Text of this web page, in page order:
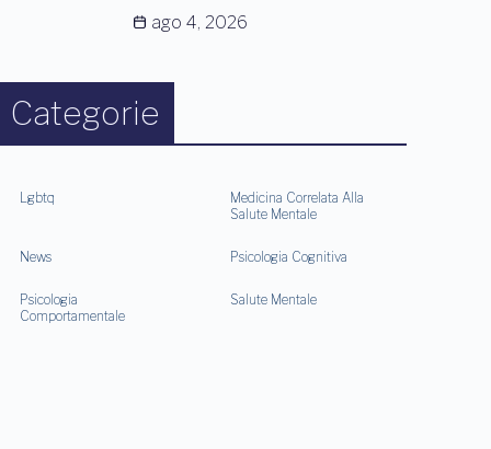
ago 4, 2026
Categorie
Lgbtq
Medicina Correlata Alla
Salute Mentale
News Psicologia Cognitiva
Psicologia
Comportamentale
Salute Mentale